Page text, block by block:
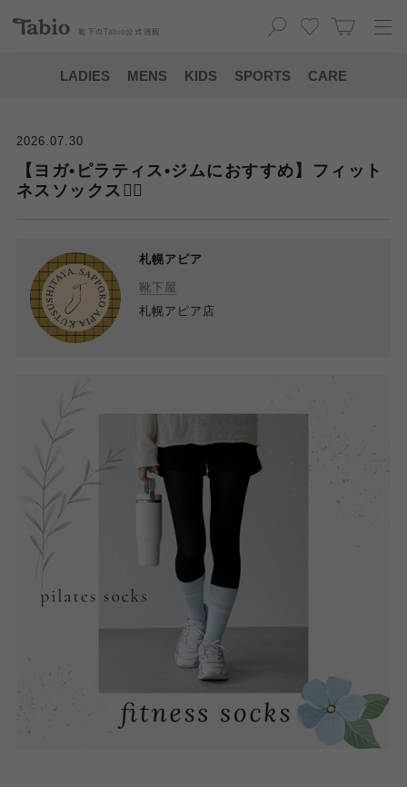
靴下の Tabio 公式通販
LADIES MENS KIDS SPORTS CARE
2026.07.30
【ヨガ•ピラティス•ジムにおすすめ】フィット
ネスソックス🧘‍♀️
札幌アピア
靴下屋
札幌アピア店